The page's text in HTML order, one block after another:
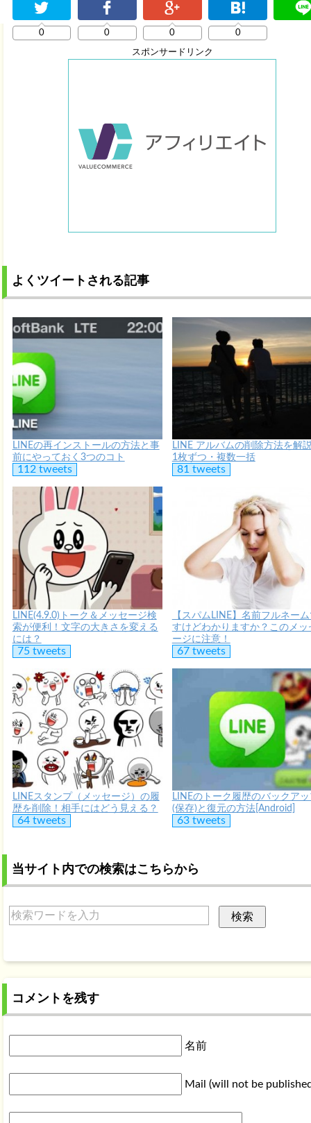
0 0 0 0
スポンサードリンク
よくツイートされる記事
LINEの再インストールの方法と事
前にやっておく3つのコト
112 tweets
LINE アルバムの削除方法を解
1枚ずつ・複数一括
81 tweets
LINE(4.9.0)トーク＆メッセージ検
索が便利！文字の大きさを変える
には？
75 tweets
【スパムLINE】名前フルネー
すけどわかりますか？このメッ
ージに注意！
67 tweets
LINEスタンプ（メッセージ）の履
歴を削除！相手にはどう見える？
64 tweets
LINEのトーク履歴のバックア
(保存)と復元の方法[Android]
63 tweets
当サイト内での検索はこちらから
コメントを残す
名前
Mail (will not be